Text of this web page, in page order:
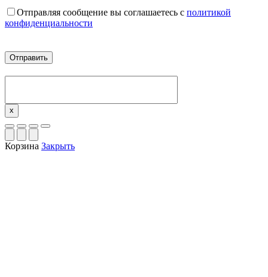
Отправляя сообщение вы соглашаетесь с политикой
конфиденциальности
x
Корзина Закрыть